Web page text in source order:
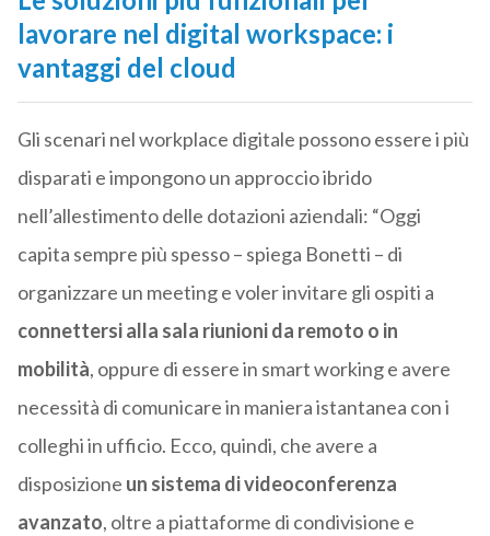
lavorare nel digital workspace: i
vantaggi del cloud
Gli scenari nel workplace digitale possono essere i più
disparati e impongono un approccio ibrido
nell’allestimento delle dotazioni aziendali: “Oggi
capita sempre più spesso – spiega Bonetti – di
organizzare un meeting e voler invitare gli ospiti a
connettersi alla sala riunioni da remoto o in
mobilità, oppure di essere in smart working e avere
necessità di comunicare in maniera istantanea con i
colleghi in ufficio. Ecco, quindi, che avere a
disposizione un sistema di videoconferenza
avanzato, oltre a piattaforme di condivisione e